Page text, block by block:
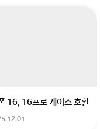
보입니다
생입니다 지금 제 내신이 5
16, 16프로 케이스 호환